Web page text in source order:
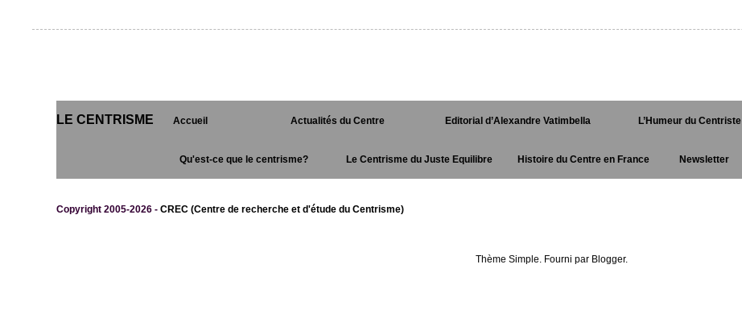
LE CENTRISME Accueil Actualités du Centre Editorial d’Alexandre Vatimbella L’Humeur du Centriste
Qu'est-ce que le centrisme? Le Centrisme du Juste Equilibre Histoire du Centre en France Newsletter
Copyright 2005-2026 - CREC (Centre de recherche et d'étude du Centrisme)
Thème Simple. Fourni par Blogger.